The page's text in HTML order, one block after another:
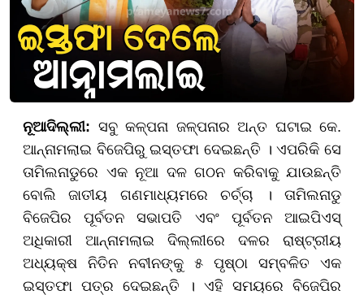
ନୂଆଦିଲ୍ଲୀ: ସବୁ କଳ୍ପନା ଜଳ୍ପନାର ଅନ୍ତ ଘଟାଇ କେ.
ଆନ୍ନାମଲାଇ ବିଜେପିରୁ ଇସ୍ତଫା ଦେଇଛନ୍ତି । ଏପରିକି ସେ
ତାମିଲନାଡୁରେ ଏକ ନୂଆ ଦଳ ଗଠନ କରିବାକୁ ଯାଉଛନ୍ତି
ବୋଲି ଜାତୀୟ ଗଣମାଧ୍ୟମରେ ଚର୍ଚ୍ଚା । ତାମିଲନାଡୁ
ବିଜେପିର ପୂର୍ବତନ ସଭାପତି ଏବଂ ପୂର୍ବତନ ଆଇପିଏସ୍
ଅଧିକାରୀ ଆନ୍ନାମଲାଇ ଦିଲ୍ଲୀରେ ଦଳର ରାଷ୍ଟ୍ରୀୟ
ଅଧ୍ୟକ୍ଷ ନିତିନ ନବୀନଙ୍କୁ ୫ ପୃଷ୍ଠା ସମ୍ବଳିତ ଏକ
ଇସ୍ତଫା ପତ୍ର ଦେଇଛନ୍ତି । ଏହି ସମୟରେ ବିଜେପିର